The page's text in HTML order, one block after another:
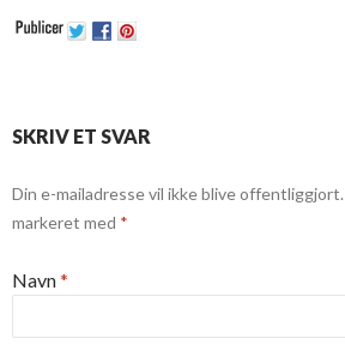
SKRIV ET SVAR
Din e-mailadresse vil ikke blive offentliggjort.
markeret med *
Navn*